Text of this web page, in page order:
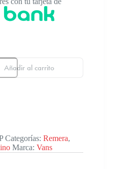
Añadir al carrito
Categorías: Remera,
Marca: Vans